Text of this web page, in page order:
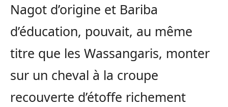
Nagot d’origine et Bariba
d’éducation, pouvait, au même
titre que les Wassangaris, monter
sur un cheval à la croupe
recouverte d’étoffe richement